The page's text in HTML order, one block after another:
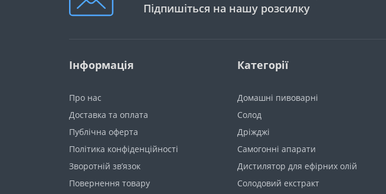
Підпишіться на нашу розсилку
Інформація
Про нас
Доставка та оплата
Публічна оферта
Політика конфіденційності
Зворотній зв’язок
Повернення товару
Категорії
Домашні пивоварні
Солод
Дріжджі
Самогонні апарати
Дистилятор для ефірних олій
Солодовий екстракт